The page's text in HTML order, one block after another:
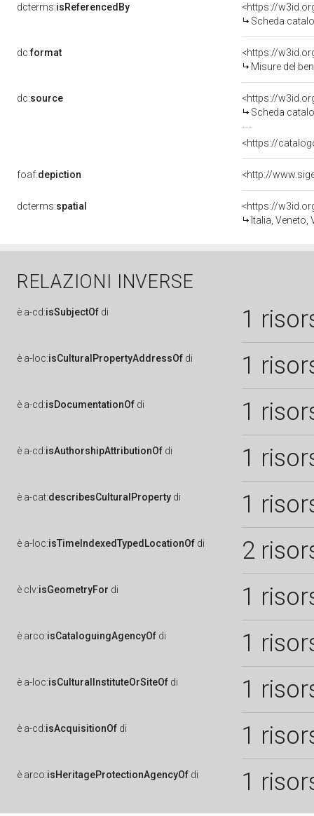
dcterms:isReferencedBy
<https://
Scheda
dc:format
<https://
Misure del
dc:source
<https://
Scheda
<https://
foaf:depiction
dcterms:spatial
<https://
Italia, Veneto,
RELAZIONI INVERSE
è a-cd:isSubjectOf di 1
è a-loc:isCulturalPropertyAddressOf di 1
è a-cd:isDocumentationOf di 1
è a-cd:isAuthorshipAttributionOf di 1
è a-cat:describesCulturalProperty di 1
è a-loc:isTimeIndexedTypedLocationOf di 2
è clv:isGeometryFor di 1
è arco:isCataloguingAgencyOf di 1
è a-loc:isCulturalInstituteOrSiteOf di 1
è a-cd:isAcquisitionOf di 1
è arco:isHeritageProtectionAgencyOf di 1